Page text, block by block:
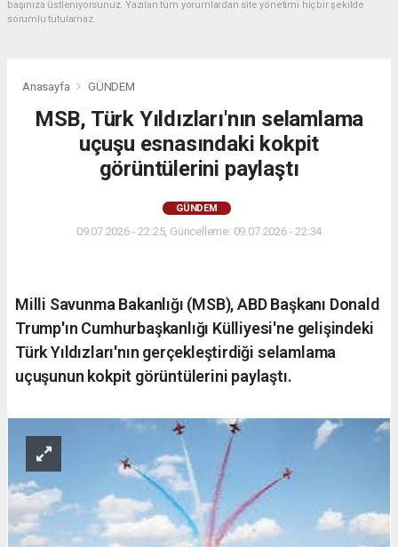
başınıza üstleniyorsunuz. Yazılan tüm yorumlardan site yönetimi hiçbir şekilde
sorumlu tutulamaz.
Anasayfa GÜNDEM
MSB, Türk Yıldızları'nın selamlama
uçuşu esnasındaki kokpit
görüntülerini paylaştı
GÜNDEM
09.07.2026 - 22:25, Güncelleme: 09.07.2026 - 22:34
Milli Savunma Bakanlığı (MSB), ABD Başkanı Donald
Trump'ın Cumhurbaşkanlığı Külliyesi'ne gelişindeki
Türk Yıldızları'nın gerçekleştirdiği selamlama
uçuşunun kokpit görüntülerini paylaştı.